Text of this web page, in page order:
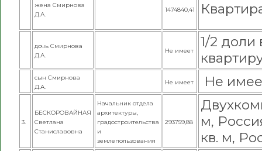
жена Смирнова
Д.А.
1474840,41
дочь Смирнова
Д.А.
Не имеет
1/2 доли
сын Смирнова
Д.А.
Не имеет Не
3.
БЕСКОРОВАЙНАЯ
Светлана
Станиславовна
Начальник отдела
архитектуры,
градостроительства
и
землепользования
293759,88
м,
кв. м,